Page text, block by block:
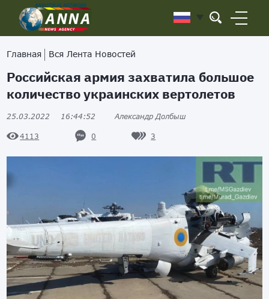
Главная Вся Лента Новостей
Российская армия захватила большое
количество украинских вертолетов
25.03.2022 16:44:52 Александр Долбыш
4113 0 3